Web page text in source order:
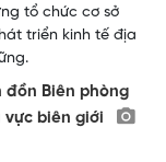
tổ chức cơ sở
triển kinh tế địa
đồn Biên phòng
biên giới